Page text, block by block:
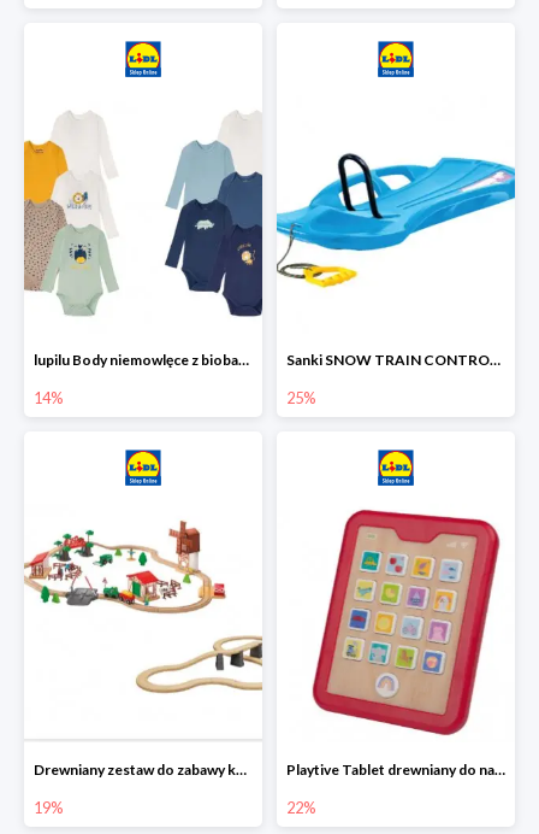
lupilu Body niemowlęce z biobawełny
14%
Sanki SNOW TRAIN CONTROL -25%
25%
Drewniany zestaw do zabawy kolejką - farma i wiadukt
19%
Playtive Tablet drewniany do nauki, interaktywny
22%